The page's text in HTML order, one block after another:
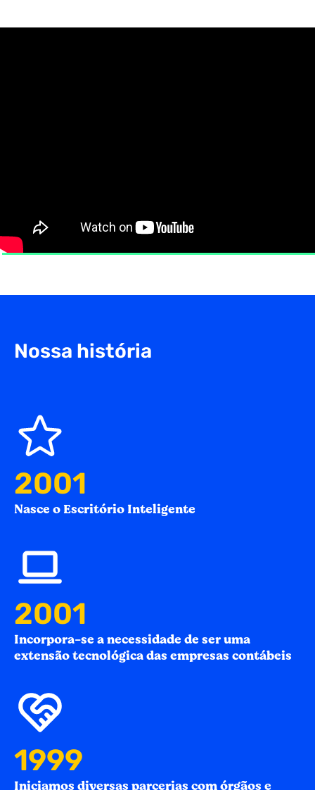
Nossa história
2005
Nasce o Escritório Inteligente
2005
Incorpora-se a necessidade de ser uma
extensão tecnológica das empresas contábeis
2007
Iniciamos diversas parcerias com órgãos e